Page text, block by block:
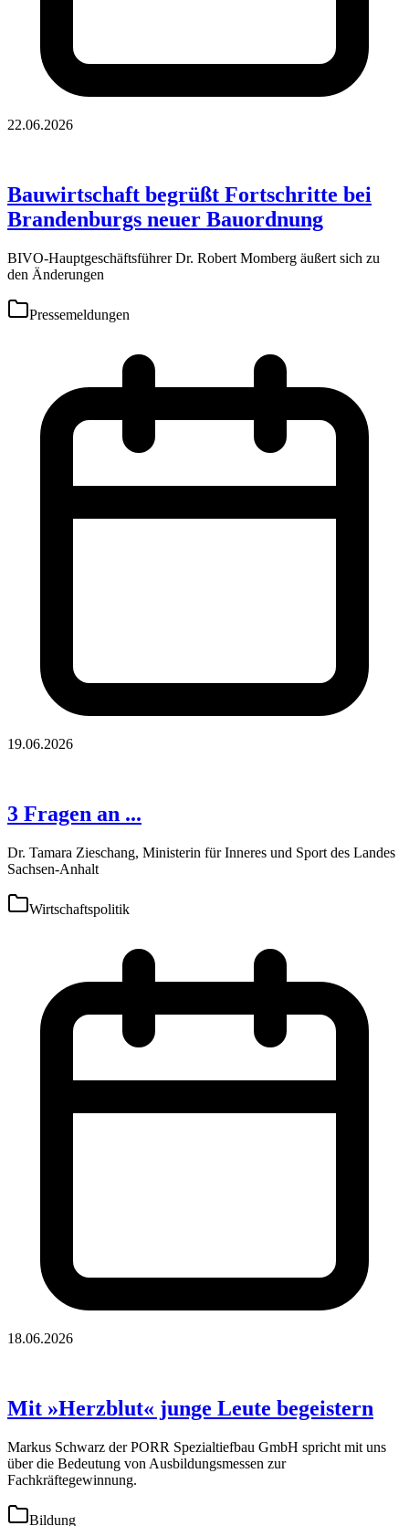
22.06.2026
Bauwirtschaft begrüßt Fortschritte bei
Brandenburgs neuer Bauordnung
BIVO-Hauptgeschäftsführer Dr. Robert Momberg äußert sich zu
den Änderungen
Pressemeldungen
19.06.2026
3 Fragen an ...
Dr. Tamara Zieschang, Ministerin für Inneres und Sport des Landes
Sachsen-Anhalt
Wirtschaftspolitik
18.06.2026
Mit »Herzblut« junge Leute begeistern
Markus Schwarz der PORR Spezialtiefbau GmbH spricht mit uns
über die Bedeutung von Ausbildungsmessen zur
Fachkräftegewinnung.
Bildung